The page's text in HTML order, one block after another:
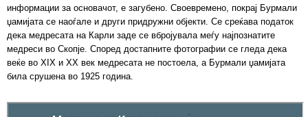
информации за основачот, е загубено. Своевремено, покрај Бурмали
џамијата се наоѓале и други придружни објекти. Се среќава податок
дека медресата на Карли заде се вбројувала меѓу најпознатите
медреси во Скопје. Според достапните фотографии се гледа дека
веќе во XIX и XX век медресата не постоела, а Бурмали џамијата
била срушена во 1925 година.